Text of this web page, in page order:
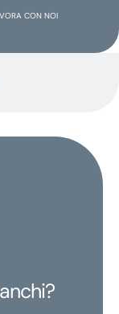
CON NOI